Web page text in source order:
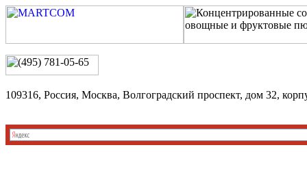
109316, Россия, Москва, Волгоградский проспект, дом 32,